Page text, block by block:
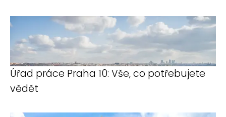
Úřad práce Praha 10: Vše, co potřebujete
vědět